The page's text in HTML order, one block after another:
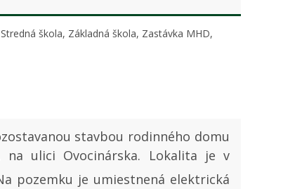
škola, Základná škola, Zastávka MHD,
stavbou rodinného domu
na ulici Ovocinárska. Lokalita je v
pozemku je umiestnená elektrická